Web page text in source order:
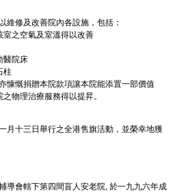
維修及改善院內各設施，包括：
室之空氣及室溫得以改善
醫院床
柱
慷慨捐贈本院款項讓本院能添置一部價值
物理治療服務得以提昇。
月十三日舉行之全港售旗活動，並榮幸地獲
導會轄下第四間盲人安老院, 於一九九六年成